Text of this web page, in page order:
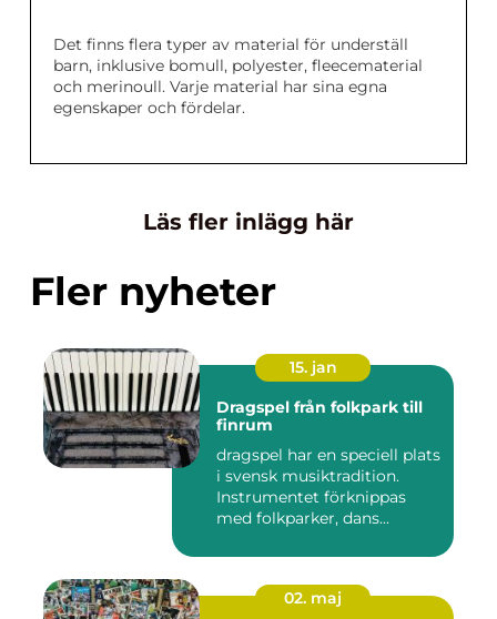
Det finns flera typer av material för underställ
barn, inklusive bomull, polyester, fleecematerial
och merinoull. Varje material har sina egna
egenskaper och fördelar.
Läs fler inlägg här
Fler nyheter
15. jan
Dragspel från folkpark till
finrum
dragspel har en speciell plats
i svensk musiktradition.
Instrumentet förknippas
med folkparker, dans...
02. maj